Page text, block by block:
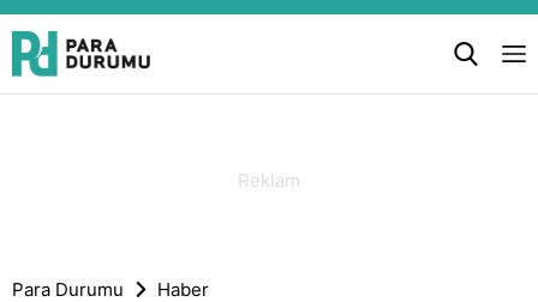
Para Durumu Haber